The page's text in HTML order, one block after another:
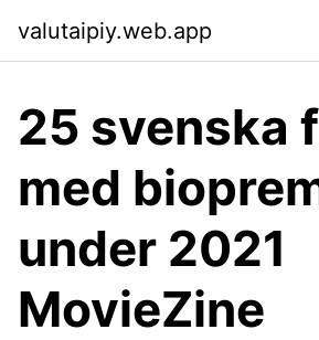
valutaipiy.web.app
25 svenska
med
under 2021
MovieZine